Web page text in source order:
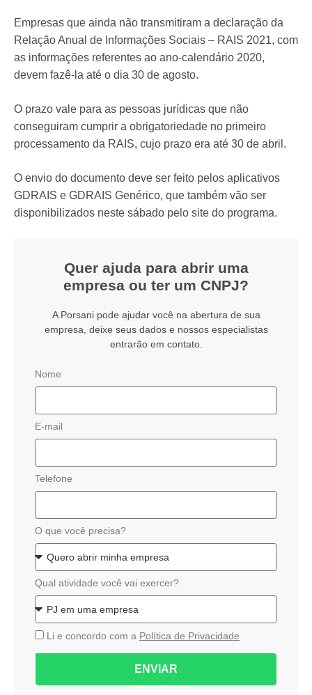
Empresas que ainda não transmitiram a declaração da
Relação Anual de Informações Sociais – RAIS 2021, com
as informações referentes ao ano-calendário 2020,
devem fazê-la até o dia 30 de agosto.
O prazo vale para as pessoas jurídicas que não
conseguiram cumprir a obrigatoriedade no primeiro
processamento da RAIS, cujo prazo era até 30 de abril.
O envio do documento deve ser feito pelos aplicativos
GDRAIS e GDRAIS Genérico, que também vão ser
disponibilizados neste sábado pelo site do programa.
Quer ajuda para abrir uma
empresa ou ter um CNPJ?
A Porsani pode ajudar você na abertura de sua
empresa, deixe seus dados e nossos especialistas
entrarão em contato.
Nome
E-mail
Telefone
O que você precisa?
Qual atividade você vai exercer?
Li e concordo com a Política de Privacidade
ENVIAR